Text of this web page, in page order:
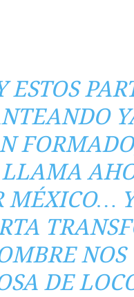
ESTOS
LLAMA
MÉXICO…
DE